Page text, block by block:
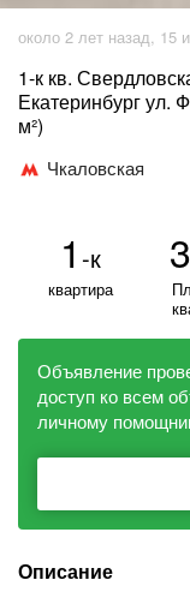
около 2 лет назад, 15
1-к кв.
Екатеринбург ул.
м²)
Чкаловская
1 -к
квартира
Объявление
доступ ко всем
личному
Описание